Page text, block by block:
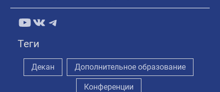
YouTube
ВКонтакте
Telegram
Теги
Декан Дополнительное образование
Конференции